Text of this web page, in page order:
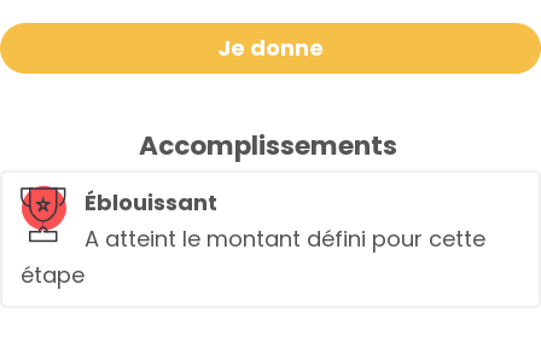
Je donne
Accomplissements
Éblouissant
A atteint le montant défini pour cette
étape